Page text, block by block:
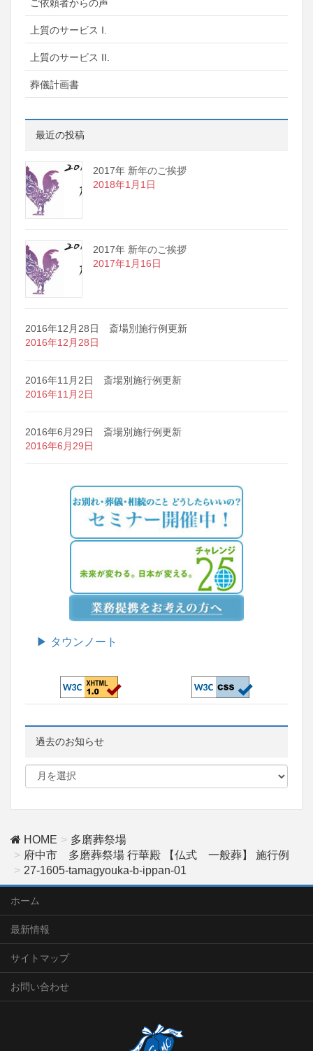
ご依頼者からの声
上質のサービス I.
上質のサービス II.
葬儀計画書
最近の投稿
2017年 新年のご挨拶
2018年1月1日
2017年 新年のご挨拶
2017年1月16日
2016年12月28日 斎場別施行例更新
2016年12月28日
2016年11月2日 斎場別施行例更新
2016年11月2日
2016年6月29日 斎場別施行例更新
2016年6月29日
▶ タウンノート
過去のお知らせ
HOME
多磨葬祭場
府中市 多磨葬祭場 行華殿 【仏式 一般葬】 施行例
27-1605-tamagyouka-b-ippan-01
ホーム
最新情報
サイトマップ
お問い合わせ